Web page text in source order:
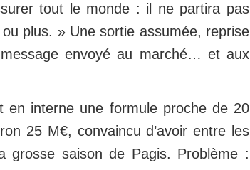
tout le monde : il ne partira pas
plus. » Une sortie assumée, reprise
envoyé au marché… et aux
en interne une formule proche de 20
25 M€, convaincu d’avoir entre les
grosse saison de Pagis. Problème :